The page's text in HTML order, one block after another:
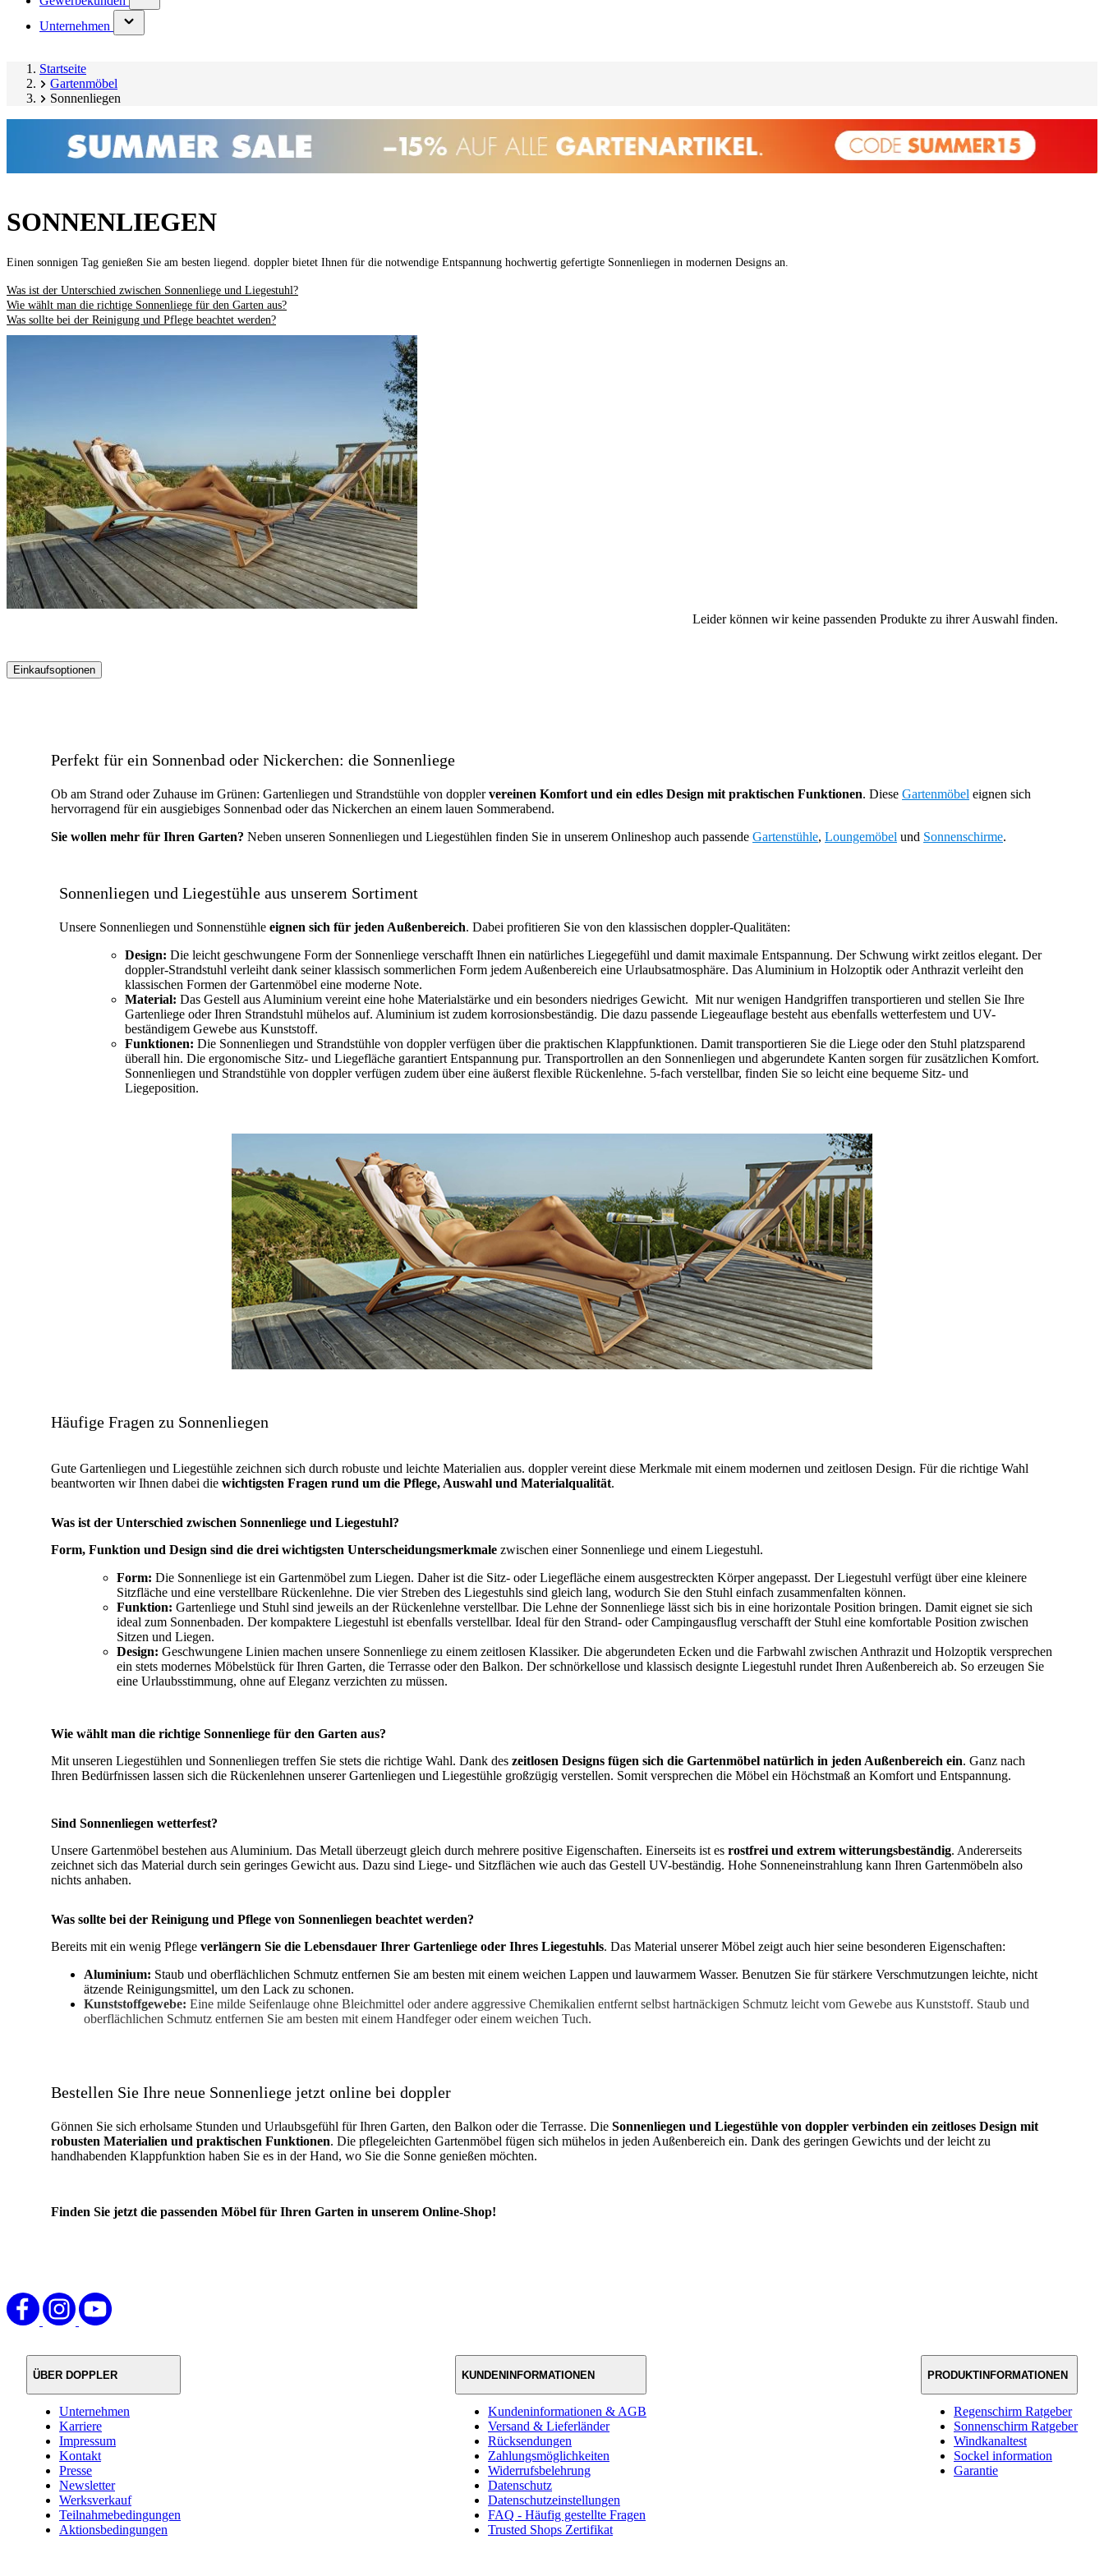
submenu)
Unternehmen
(has
submenu)
Startseite
Gartenmöbel
Sonnenliegen
SONNENLIEGEN
Einen sonnigen Tag genießen Sie am besten liegend. doppler bietet Ihnen für die notwendige Entspannung hochwertig gefertigte Sonnenliegen in modernen Designs an.
Was ist der Unterschied zwischen Sonnenliege und Liegestuhl?
Wie wählt man die richtige Sonnenliege für den Garten aus?
Was sollte bei der Reinigung und Pflege beachtet werden?
Einkaufsoptionen
Leider können wir keine passenden Produkte zu ihrer Auswahl finden.
Perfekt für ein Sonnenbad oder Nickerchen: die Sonnenliege
Ob am Strand oder Zuhause im Grünen: Gartenliegen und Strandstühle von dopplervereinen Komfort und ein edles Design mit praktischen Funktionen. Diese Gartenmöbel eignen sich
hervorragend für ein ausgiebiges Sonnenbad oder das Nickerchen an einem lauen Sommerabend.
Sie wollen mehr für Ihren Garten? Neben unseren Sonnenliegen und Liegestühlen finden Sie in unserem Onlineshop auch passende Gartenstühle, Loungemöbel und Sonnenschirme.
Sonnenliegen und Liegestühle aus unserem Sortiment
Unsere Sonnenliegen und Sonnenstühle eignen sich für jeden Außenbereich. Dabei profitieren Sie von den klassischen doppler-Qualitäten:
Design: Die leicht geschwungene Form der Sonnenliege verschafft Ihnen ein natürliches Liegegefühl und damit maximale Entspannung. Der Schwung wirkt zeitlos elegant. Der
doppler-Strandstuhl verleiht dank seiner klassisch sommerlichen Form jedem Außenbereich eine Urlaubsatmosphäre. Das Aluminium in Holzoptik oder Anthrazit verleiht den
klassischen Formen der Gartenmöbel eine moderne Note.
Material: Das Gestell aus Aluminium vereint eine hohe Materialstärke und ein besonders niedriges Gewicht. Mit nur wenigen Handgriffen transportieren und stellen Sie Ihre
Gartenliege oder Ihren Strandstuhl mühelos auf. Aluminium ist zudem korrosionsbeständig. Die dazu passende Liegeauflage besteht aus ebenfalls wetterfestem und UV-
beständigem Gewebe aus Kunststoff.
Funktionen: Die Sonnenliegen und Strandstühle von doppler verfügen über die praktischen Klappfunktionen. Damit transportieren Sie die Liege oder den Stuhl platzsparend
überall hin. Die ergonomische Sitz- und Liegefläche garantiert Entspannung pur. Transportrollen an den Sonnenliegen und abgerundete Kanten sorgen für zusätzlichen Komfort.
Sonnenliegen und Strandstühle von doppler verfügen zudem über eine äußerst flexible Rückenlehne. 5-fach verstellbar, finden Sie so leicht eine bequeme Sitz- und
Liegeposition.
Häufige Fragen zu Sonnenliegen
Gute Gartenliegen und Liegestühle zeichnen sich durch robuste und leichte Materialien aus. doppler vereint diese Merkmale mit einem modernen und zeitlosen Design. Für die richtige Wahl
beantworten wir Ihnen dabei die wichtigsten Fragen rund um die Pflege, Auswahl und Materialqualität.
Was ist der Unterschied zwischen Sonnenliege und Liegestuhl?
Form, Funktion und Design sind die drei wichtigsten Unterscheidungsmerkmale zwischen einer Sonnenliege und einem Liegestuhl.
Form: Die Sonnenliege ist ein Gartenmöbel zum Liegen. Daher ist die Sitz- oder Liegefläche einem ausgestreckten Körper angepasst. Der Liegestuhl verfügt über eine kleinere
Sitzfläche und eine verstellbare Rückenlehne. Die vier Streben des Liegestuhls sind gleich lang, wodurch Sie den Stuhl einfach zusammenfalten können.
Funktion: Gartenliege und Stuhl sind jeweils an der Rückenlehne verstellbar. Die Lehne der Sonnenliege lässt sich bis in eine horizontale Position bringen. Damit eignet sie sich
ideal zum Sonnenbaden. Der kompaktere Liegestuhl ist ebenfalls verstellbar. Ideal für den Strand- oder Campingausflug verschafft der Stuhl eine komfortable Position zwischen
Sitzen und Liegen.
Design: Geschwungene Linien machen unsere Sonnenliege zu einem zeitlosen Klassiker. Die abgerundeten Ecken und die Farbwahl zwischen Anthrazit und Holzoptik versprechen
ein stets modernes Möbelstück für Ihren Garten, die Terrasse oder den Balkon. Der schnörkellose und klassisch designte Liegestuhl rundet Ihren Außenbereich ab. So erzeugen Sie
eine Urlaubsstimmung, ohne auf Eleganz verzichten zu müssen.
Wie wählt man die richtige Sonnenliege für den Garten aus?
Mit unseren Liegestühlen und Sonnenliegen treffen Sie stets die richtige Wahl. Dank des zeitlosen Designs fügen sich die Gartenmöbel natürlich in jeden Außenbereich ein. Ganz nach
Ihren Bedürfnissen lassen sich die Rückenlehnen unserer Gartenliegen und Liegestühle großzügig verstellen. Somit versprechen die Möbel ein Höchstmaß an Komfort und Entspannung.
Sind Sonnenliegen wetterfest?
Unsere Gartenmöbel bestehen aus Aluminium. Das Metall überzeugt gleich durch mehrere positive Eigenschaften. Einerseits ist es rostfrei und extrem witterungsbeständig. Andererseits
zeichnet sich das Material durch sein geringes Gewicht aus. Dazu sind Liege- und Sitzflächen wie auch das Gestell UV-beständig. Hohe Sonneneinstrahlung kann Ihren Gartenmöbeln also
nichts anhaben.
Was sollte bei der Reinigung und Pflege von Sonnenliegen beachtet werden?
Bereits mit ein wenig Pflege verlängern Sie die Lebensdauer Ihrer Gartenliege oder Ihres Liegestuhls. Das Material unserer Möbel zeigt auch hier seine besonderen Eigenschaften:
Aluminium: Staub und oberflächlichen Schmutz entfernen Sie am besten mit einem weichen Lappen und lauwarmem Wasser. Benutzen Sie für stärkere Verschmutzungen leichte, nicht
ätzende Reinigungsmittel, um den Lack zu schonen.
Kunststoffgewebe: Eine milde Seifenlauge ohne Bleichmittel oder andere aggressive Chemikalien entfernt selbst hartnäckigen Schmutz leicht vom Gewebe aus Kunststoff. Staub und
oberflächlichen Schmutz entfernen Sie am besten mit einem Handfeger oder einem weichen Tuch.
Bestellen Sie Ihre neue Sonnenliege jetzt online bei doppler
Gönnen Sie sich erholsame Stunden und Urlaubsgefühl für Ihren Garten, den Balkon oder die Terrasse. Die Sonnenliegen und Liegestühle von doppler verbinden ein zeitloses Design mit
robusten Materialien und praktischen Funktionen. Die pflegeleichten Gartenmöbel fügen sich mühelos in jeden Außenbereich ein. Dank des geringen Gewichts und der leicht zu
handhabenden Klappfunktion haben Sie es in der Hand, wo Sie die Sonne genießen möchten.
Finden Sie jetzt die passenden Möbel für Ihren Garten in unserem Online-Shop!
ÜBER DOPPLER
Unternehmen
Karriere
Impressum
Kontakt
Presse
Newsletter
Werksverkauf
Teilnahmebedingungen
Aktionsbedingungen
KUNDENINFORMATIONEN
Kundeninformationen & AGB
Versand & Lieferländer
Rücksendungen
Zahlungsmöglichkeiten
Widerrufsbelehrung
Datenschutz
Datenschutzeinstellungen
FAQ - Häufig gestellte Fragen
Trusted Shops Zertifikat
PRODUKTINFORMATIONEN
Regenschirm Ratgeber
Sonnenschirm Ratgeber
Windkanaltest
Sockel information
Garantie